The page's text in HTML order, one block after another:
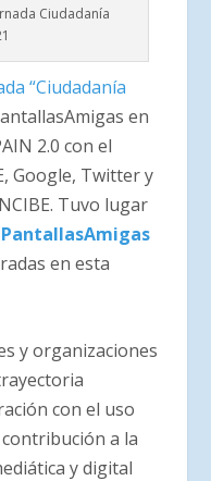
Ciudadanía
“Ciudadanía
en
2.0 con el
Google, Twitter y
Tuvo lugar
en esta
y organizaciones
con el uso
a la
y digital